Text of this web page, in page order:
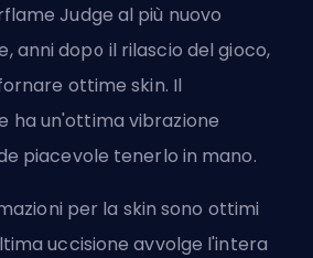
Judge al più nuovo
, anni dopo il rilascio del gioco,
ottime skin. Il
ha un'ottima vibrazione
piacevole tenerlo in mano.
per la skin sono ottimi
uccisione avvolge l'intera